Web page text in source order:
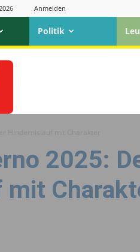
Anmelden
Politik
2025:
mit